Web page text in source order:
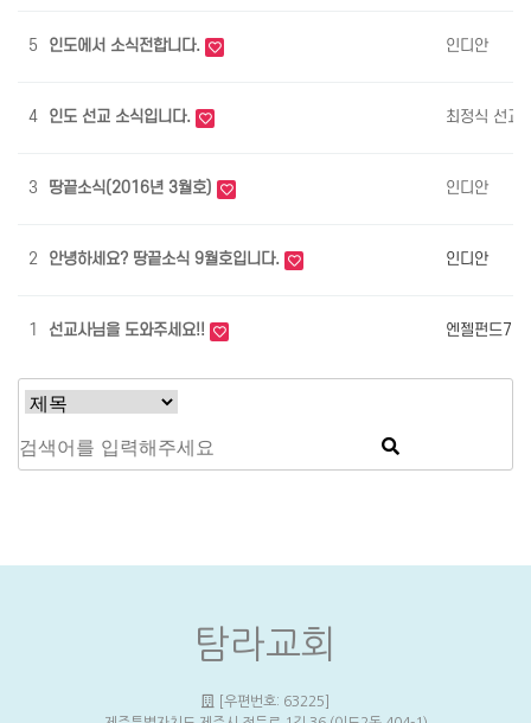
5 인도에서 소식전합니다. 인디안
4 인도 선교 소식입니다. 최정식 선교
3 땅끝소식(2016년 3월호) 인디안
2 안녕하세요? 땅끝소식 9월호입니다. 인디안
1 선교사님을 도와주세요!! 엔젤펀드7
탐라교회
[우편번호: 63225]